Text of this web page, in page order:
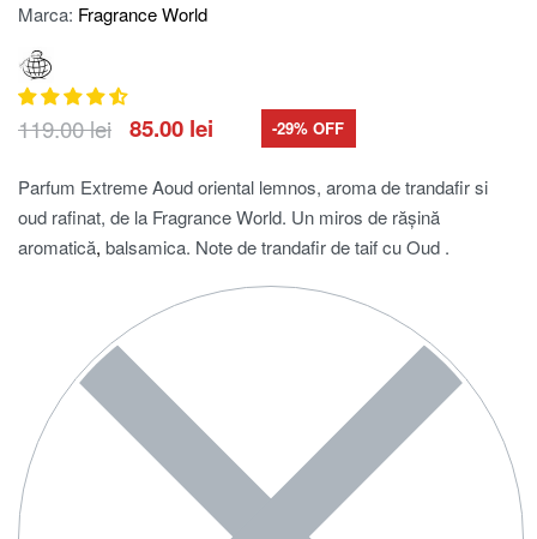
Marca: Fragrance World
119.00lei 85.00 lei -29% OFF
Parfum Extreme Aoud oriental lemnos, aroma de trandafir si
oud rafinat, de la Fragrance World. Un miros de rășină
aromatică, balsamica. Note de trandafir de taif cu Oud .